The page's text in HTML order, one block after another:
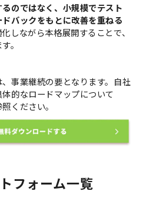
のではなく、小規模でテスト
バックをもとに改善を重ねる
しながら本格展開することで、
。
事業継続の要となります。自社
的なロードマップについて
ください。
フォーム一覧